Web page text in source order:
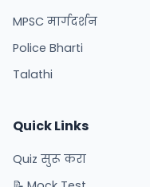
MPSC मार्गदर्शन
Police Bharti
Talathi
Quick Links
Quiz सुरू करा